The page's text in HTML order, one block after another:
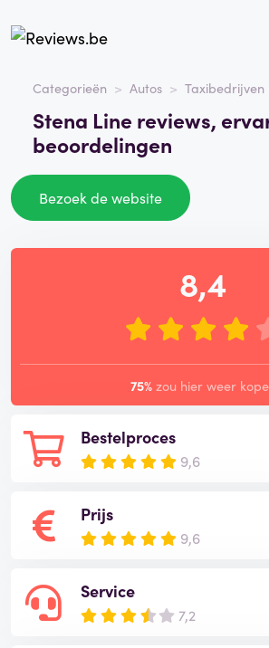
Categorieën Autos Taxibedrijven
Stena Line reviews,
beoordelingen
Bezoek de website
Bestelproces
9,6
Prijs
9,6
Service
7,2
8,4
75% zou hier weer